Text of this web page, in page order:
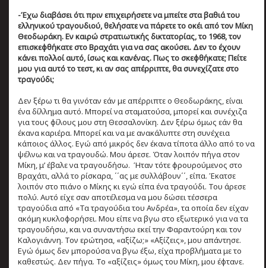
-Έχω διαβάσει ότι πριν επιχειρήσετε να μπείτε στα βαθιά του
ελληνικού τραγουδιού, θελήσατε να πάρετε το οκέι από τον Μίκη
Θεοδωράκη. Εν καιρώ στρατιωτικής δικτατορίας, το 1968, τον
επισκεφθήκατε στο Βραχάτι για να σας ακούσει. Δεν το έχουν
κάνει πολλοί αυτό, ίσως και κανένας. Πως το σκεφθήκατε; Πείτε
μου για αυτό το τεστ, κι αν σας απέρριπτε, θα συνεχίζατε στο
τραγούδι;
Δεν ξέρω τι θα γινόταν εάν με απέρριπτε ο Θεοδωράκης, είναι
ένα δίλλημα αυτό. Μπορεί να σταματούσα, μπορεί και συνέχιζα
για τους φίλους μου στη Θεσσαλονίκη. Δεν ξέρω όμως εάν θα
έκανα καριέρα. Μπορεί και να με ανακάλυπτε στη συνέχεια
κάποιος άλλος. Εγώ από μικρός δεν έκανα τίποτα άλλο από το να
ψέλνω και να τραγουδώ. Μου άρεσε. Όταν λοιπόν πήγα στον
Μίκη, μ’ έβαλε να τραγουδήσω. Ήταν τότε φρουρούμενος στο
Βραχάτι, αλλά το ρίσκαρα, ΄΄ας με συλλάβουν΄΄, είπα. Έκατσε
λοιπόν στο πιάνο ο Μίκης κι εγώ είπα ένα τραγούδι. Του άρεσε
πολύ. Αυτό είχε σαν αποτέλεσμα να μου δώσει τέσσερα
τραγούδια από «Τα τραγούδια του Ανδρέα», τα οποία δεν είχαν
ακόμη κυκλοφορήσει. Μου είπε να βγω στο εξωτερικό για να τα
τραγουδήσω, και να συναντήσω εκεί την Φαραντούρη και τον
Καλογιάννη. Τον ερώτησα, «αξίζω;» «Αξίζεις», μου απάντησε.
Εγώ όμως δεν μπορούσα να βγω έξω, είχα προβλήματα με το
καθεστώς. Δεν πήγα. Το «αξίζεις» όμως του Μίκη, μου έφτανε.